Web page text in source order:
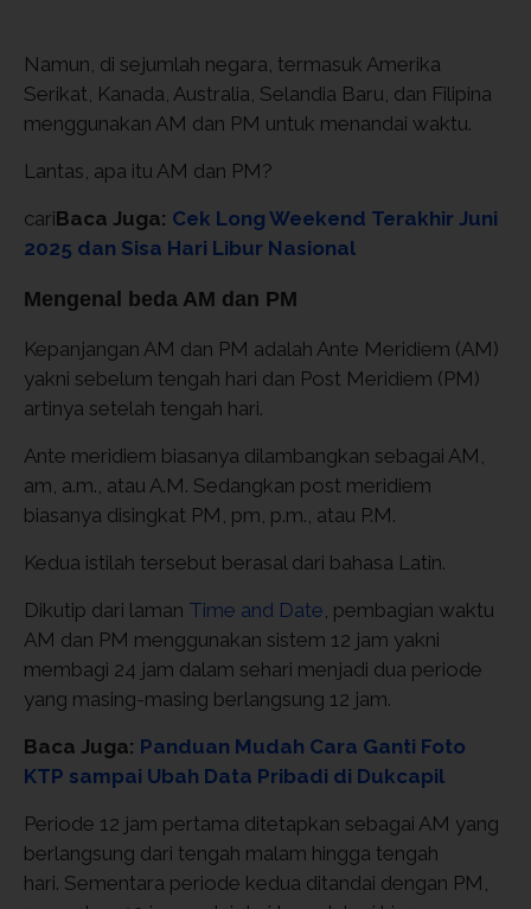
Namun, di sejumlah negara, termasuk Amerika
Serikat, Kanada, Australia, Selandia Baru, dan Filipina
menggunakan AM dan PM untuk menandai waktu.
Lantas, apa itu AM dan PM?
cariBaca Juga: Cek Long Weekend Terakhir Juni
2025 dan Sisa Hari Libur Nasional
Mengenal beda AM dan PM
Kepanjangan AM dan PM adalah Ante Meridiem (AM)
yakni sebelum tengah hari dan Post Meridiem (PM)
artinya setelah tengah hari.
Ante meridiem biasanya dilambangkan sebagai AM,
am, a.m., atau A.M. Sedangkan post meridiem
biasanya disingkat PM, pm, p.m., atau P.M.
Kedua istilah tersebut berasal dari bahasa Latin.
Dikutip dari laman Time and Date, pembagian waktu
AM dan PM menggunakan sistem 12 jam yakni
membagi 24 jam dalam sehari menjadi dua periode
yang masing-masing berlangsung 12 jam.
Baca Juga: Panduan Mudah Cara Ganti Foto
KTP sampai Ubah Data Pribadi di Dukcapil
Periode 12 jam pertama ditetapkan sebagai AM yang
berlangsung dari tengah malam hingga tengah
hari. Sementara periode kedua ditandai dengan PM,